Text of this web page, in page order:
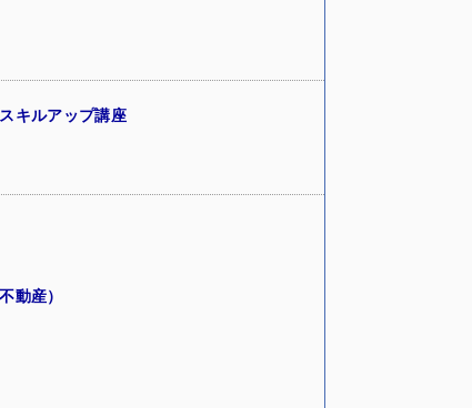
キルアップ講座
動産）